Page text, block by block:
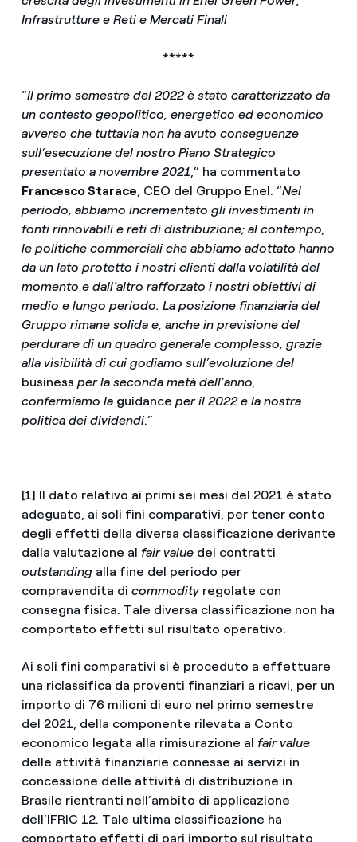
Infrastrutture e Reti e Mercati Finali
*****
“Il primo semestre del 2022 è stato caratterizzato da
un contesto geopolitico, energetico ed economico
avverso che tuttavia non ha avuto conseguenze
sull’esecuzione del nostro Piano Strategico
presentato a novembre 2021 ,” ha commentato
Francesco Starace , CEO del Gruppo Enel. “Nel
periodo, abbiamo incrementato gli investimenti in
fonti rinnovabili e reti di distribuzione; al contempo,
le politiche commerciali che abbiamo adottato hanno
da un lato protetto i nostri clienti dalla volatilità del
momento e dall’altro rafforzato i nostri obiettivi di
medio e lungo periodo. La posizione finanziaria del
Gruppo rimane solida e, anche in previsione del
perdurare di un quadro generale complesso, grazie
alla visibilità di cui godiamo sull’evoluzione del
business per la seconda metà dell’anno,
confermiamo la guidance per il 2022 e la nostra
politica dei dividendi.”
[1] Il dato relativo ai primi sei mesi del 2021 è stato
adeguato, ai soli fini comparativi, per tener conto
degli effetti della diversa classificazione derivante
dalla valutazione al fair valuedei contratti
outstandingalla fine del periodo per
compravendita di commodityregolate con
consegna fisica. Tale diversa classificazione non ha
comportato effetti sul risultato operativo.
Ai soli fini comparativi si è proceduto a effettuare
una riclassifica da proventi finanziari a ricavi, per un
importo di 76 milioni di euro nel primo semestre
del 2021, della componente rilevata a Conto
economico legata alla rimisurazione al fair value
delle attività finanziarie connesse ai servizi in
concessione delle attività di distribuzione in
Brasile rientranti nell’ambito di applicazione
dell’IFRIC 12. Tale ultima classificazione ha
comportato effetti di pari importo sul risultato